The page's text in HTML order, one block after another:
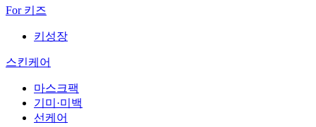
For 키즈
키성장
스킨케어
마스크팩
기미·미백
선케어